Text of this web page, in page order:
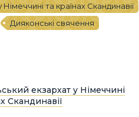
та країнах Скандинавії
Дияконські свячення
екзархат у Німеччині
Скандинавії